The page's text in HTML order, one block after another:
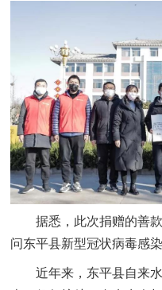
据悉，此次捐赠的善款
问东平县新型冠状病毒感
近年来，东平县自来水